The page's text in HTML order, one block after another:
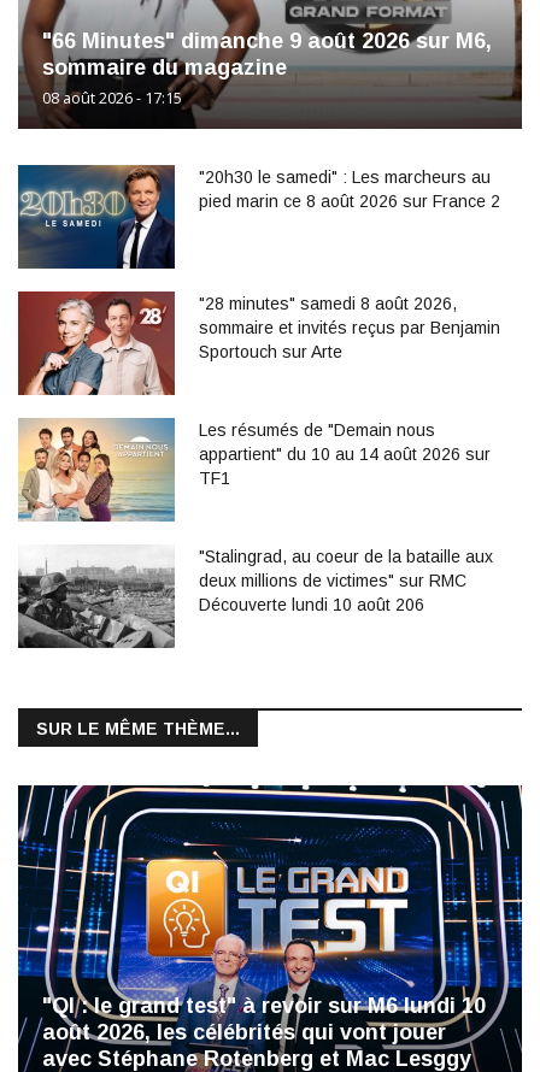
"66 Minutes" dimanche 9 août 2026 sur M6,
sommaire du magazine
08 août 2026 - 17:15
"20h30 le samedi" : Les marcheurs au
pied marin ce 8 août 2026 sur France 2
"28 minutes" samedi 8 août 2026,
sommaire et invités reçus par Benjamin
Sportouch sur Arte
Les résumés de "Demain nous
appartient" du 10 au 14 août 2026 sur
TF1
"Stalingrad, au coeur de la bataille aux
deux millions de victimes" sur RMC
Découverte lundi 10 août 206
SUR LE MÊME THÈME...
"QI : le grand test" à revoir sur M6 lundi 10
août 2026, les célébrités qui vont jouer
avec Stéphane Rotenberg et Mac Lesggy